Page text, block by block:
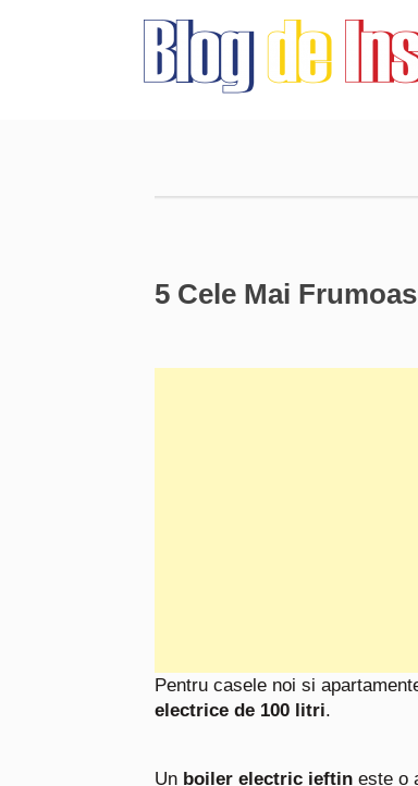
5 Cele Mai
Pentru casele noi si
electrice de 100 litri.
Un boiler electric ieftin este o